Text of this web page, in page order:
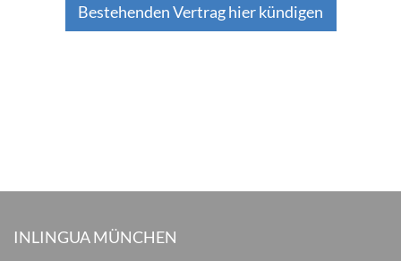
Bestehenden Vertrag hier kündigen
INLINGUA MÜNCHEN